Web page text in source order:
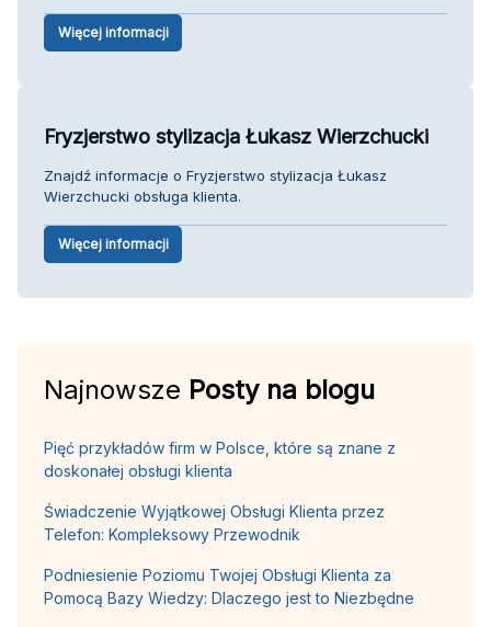
Więcej informacji
Fryzjerstwo stylizacja Łukasz Wierzchucki
Znajdź informacje o Fryzjerstwo stylizacja Łukasz
Wierzchucki obsługa klienta.
Więcej informacji
Najnowsze Posty na blogu
Pięć przykładów firm w Polsce, które są znane z
doskonałej obsługi klienta
Świadczenie Wyjątkowej Obsługi Klienta przez
Telefon: Kompleksowy Przewodnik
Podniesienie Poziomu Twojej Obsługi Klienta za
Pomocą Bazy Wiedzy: Dlaczego jest to Niezbędne